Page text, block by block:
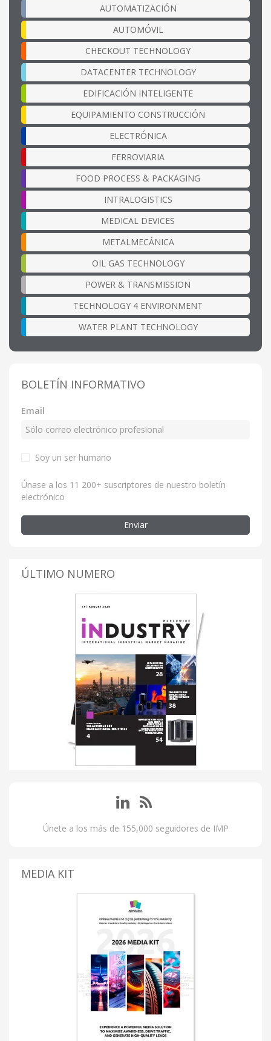
AUTOMATIZACIÓN
AUTOMÓVIL
CHECKOUT TECHNOLOGY
DATACENTER TECHNOLOGY
EDIFICACIÓN INTELIGENTE
EQUIPAMIENTO CONSTRUCCIÓN
ELECTRÓNICA
FERROVIARIA
FOOD PROCESS & PACKAGING
INTRALOGISTICS
MEDICAL DEVICES
METALMECÁNICA
OIL GAS TECHNOLOGY
POWER & TRANSMISSION
TECHNOLOGY 4 ENVIRONMENT
WATER PLANT TECHNOLOGY
BOLETÍN INFORMATIVO
Email
Soy un ser humano
Únase a los 11 200+ suscriptores de nuestro boletín
electrónico
Enviar
ÚLTIMO NUMERO
Únete a los más de 155,000 seguidores de IMP
MEDIA KIT